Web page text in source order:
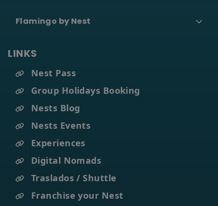
Flamingo by Nest
LINKS
Nest Pass
Group Holidays Booking
Nests Blog
Nests Events
Experiences
Digital Nomads
Traslados / Shuttle
Franchise your Nest